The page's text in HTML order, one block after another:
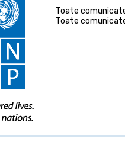
Toate
Toate